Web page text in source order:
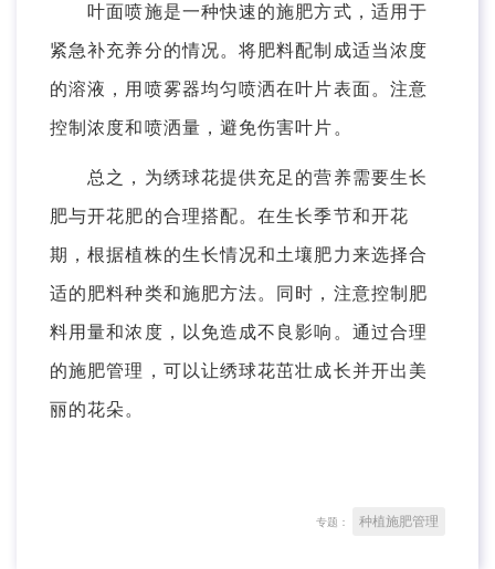
叶面喷施是一种快速的施肥方式，适用于
紧急补充养分的情况。将肥料配制成适当浓度
的溶液，用喷雾器均匀喷洒在叶片表面。注意
控制浓度和喷洒量，避免伤害叶片。
总之，为绣球花提供充足的营养需要生长
肥与开花肥的合理搭配。在生长季节和开花
期，根据植株的生长情况和土壤肥力来选择合
适的肥料种类和施肥方法。同时，注意控制肥
料用量和浓度，以免造成不良影响。通过合理
的施肥管理，可以让绣球花茁壮成长并开出美
丽的花朵。
专题： 种植施肥管理